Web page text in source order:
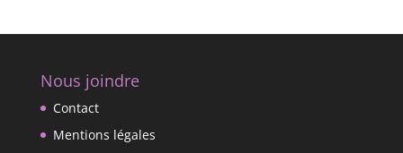
Nous joindre
Contact
Mentions légales